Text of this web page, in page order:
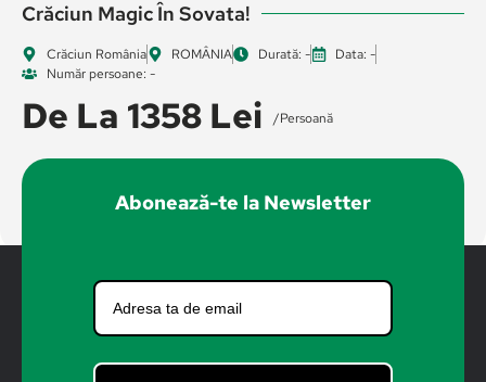
Crăciun Magic În Sovata!
Crăciun România ROMÂNIA Durată: -
Data: -
Număr persoane: -
De La 1358 Lei /persoană
Abonează-te la Newsletter